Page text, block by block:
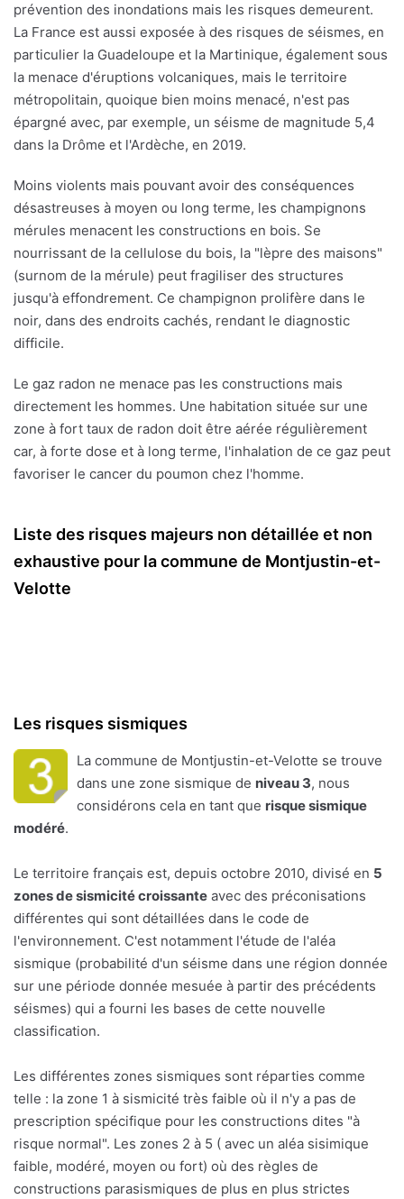
prévention des inondations mais les risques demeurent.
La France est aussi exposée à des risques de séismes, en
particulier la Guadeloupe et la Martinique, également sous
la menace d'éruptions volcaniques, mais le territoire
métropolitain, quoique bien moins menacé, n'est pas
épargné avec, par exemple, un séisme de magnitude 5,4
dans la Drôme et l'Ardèche, en 2019.
Moins violents mais pouvant avoir des conséquences
désastreuses à moyen ou long terme, les champignons
mérules menacent les constructions en bois. Se
nourrissant de la cellulose du bois, la "lèpre des maisons"
(surnom de la mérule) peut fragiliser des structures
jusqu'à effondrement. Ce champignon prolifère dans le
noir, dans des endroits cachés, rendant le diagnostic
difficile.
Le gaz radon ne menace pas les constructions mais
directement les hommes. Une habitation située sur une
zone à fort taux de radon doit être aérée régulièrement
car, à forte dose et à long terme, l'inhalation de ce gaz peut
favoriser le cancer du poumon chez l'homme.
Liste des risques majeurs non détaillée et non
exhaustive pour la commune de Montjustin-et-
Velotte
Les risques sismiques
La commune de Montjustin-et-Velotte se trouve
dans une zone sismique de niveau 3, nous
considérons cela en tant que risque sismique
modéré.
Le territoire français est, depuis octobre 2010, divisé en 5
zones de sismicité croissante avec des préconisations
différentes qui sont détaillées dans le code de
l'environnement. C'est notamment l'étude de l'aléa
sismique (probabilité d'un séisme dans une région donnée
sur une période donnée mesuée à partir des précédents
séismes) qui a fourni les bases de cette nouvelle
classification.
Les différentes zones sismiques sont réparties comme
telle : la zone 1 à sismicité très faible où il n'y a pas de
prescription spécifique pour les constructions dites "à
risque normal". Les zones 2 à 5 ( avec un aléa sisimique
faible, modéré, moyen ou fort) où des règles de
constructions parasismiques de plus en plus strictes